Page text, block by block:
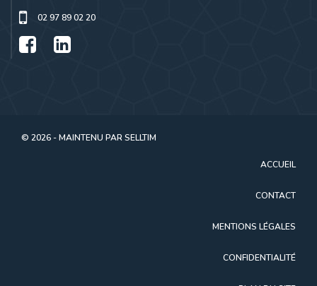
02 97 89 02 20
© 2026 - MAINTENU PARSELLTIM
ACCUEIL
CONTACT
MENTIONS LÉGALES
CONFIDENTIALITÉ